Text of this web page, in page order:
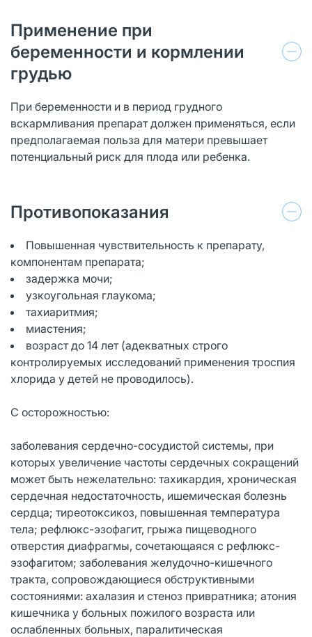
Применение при
беременности и кормлении
грудью
При беременности и в период грудного
вскармливания препарат должен применяться, если
предполагаемая польза для матери превышает
потенциальный риск для плода или ребенка.
Противопоказания
Повышенная чувствительность к препарату,
компонентам препарата;
задержка мочи;
узкоугольная глаукома;
тахиаритмия;
миастения;
возраст до 14 лет (адекватных строго
контролируемых исследований применения троспия
хлорида у детей не проводилось).
С осторожностью:
заболевания сердечно-сосудистой системы, при
которых увеличение частоты сердечных сокращений
может быть нежелательно: тахикардия, хроническая
сердечная недостаточность, ишемическая болезнь
сердца; тиреотоксикоз, повышенная температура
тела; рефлюкс-эзофагит, грыжа пищеводного
отверстия диафрагмы, сочетающаяся с рефлюкс-
эзофагитом; заболевания желудочно-кишечного
тракта, сопровождающиеся обструктивными
состояниями: ахалазия и стеноз привратника; атония
кишечника у больных пожилого возраста или
ослабленных больных, паралитическая